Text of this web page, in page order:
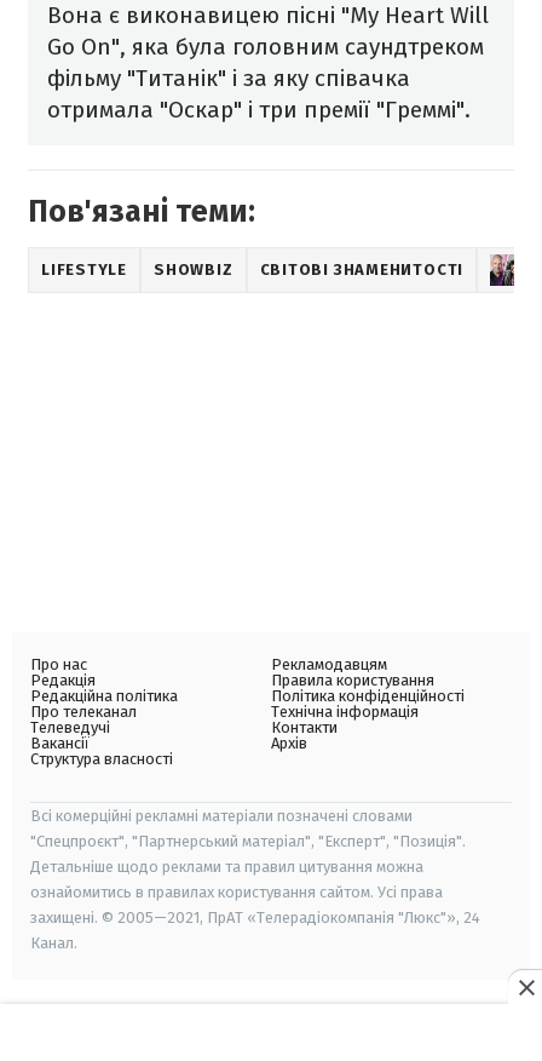
Вона є виконавицею пісні "My Heart Will
Go On", яка була головним саундтреком
фільму "Титанік" і за яку співачка
отримала "Оскар" і три премії "Греммі".
Пов'язані теми:
LIFESTYLE SHOWBIZ СВІТОВІ ЗНАМЕНИТОСТІ
Про нас
Редакція
Редакційна політика
Про телеканал
Телеведучі
Вакансії
Структура власності
Рекламодавцям
Правила користування
Політика конфіденційності
Технічна інформація
Контакти
Архів
Всі комерційні рекламні матеріали позначені словами
"Спецпроєкт", "Партнерський матеріал", "Експерт", "Позиція".
Детальніше щодо реклами та правил цитування можна
ознайомитись в правилах користування сайтом. Усі права
захищені. © 2005—2021, ПрАТ «Телерадіокомпанія "Люкс"», 24
Канал.